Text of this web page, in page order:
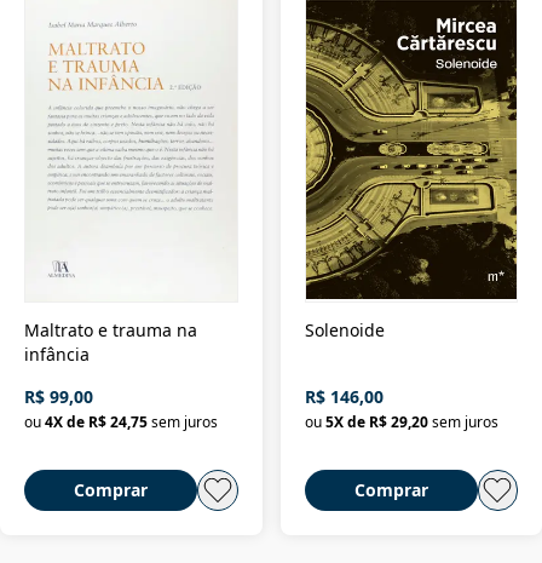
Maltrato e trauma na
infância
R$ 99,00
ou4X de R$ 24,75sem juros
Comprar
Solenoide
R$ 146,00
ou 5X de R$ 29,20 sem juros
Comprar